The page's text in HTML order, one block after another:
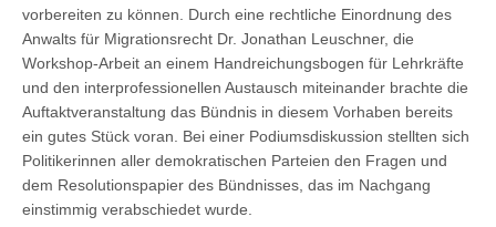
vorbereiten zu können. Durch eine rechtliche Einordnung des
Anwalts für Migrationsrecht Dr. Jonathan Leuschner, die
Workshop-Arbeit an einem Handreichungsbogen für Lehrkräfte
und den interprofessionellen Austausch miteinander brachte die
Auftaktveranstaltung das Bündnis in diesem Vorhaben bereits
ein gutes Stück voran. Bei einer Podiumsdiskussion stellten sich
Politikerinnen aller demokratischen Parteien den Fragen und
dem Resolutionspapier des Bündnisses, das im Nachgang
einstimmig verabschiedet wurde.